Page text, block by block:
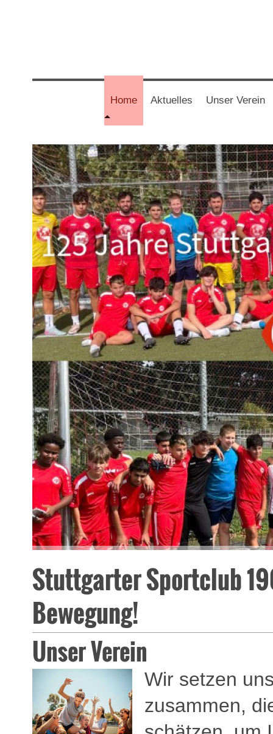
Home Aktuelles Unser Verein
Stuttgarter Sportclub
Bewegung!
Unser Verein
Wir setzen
zusammen,